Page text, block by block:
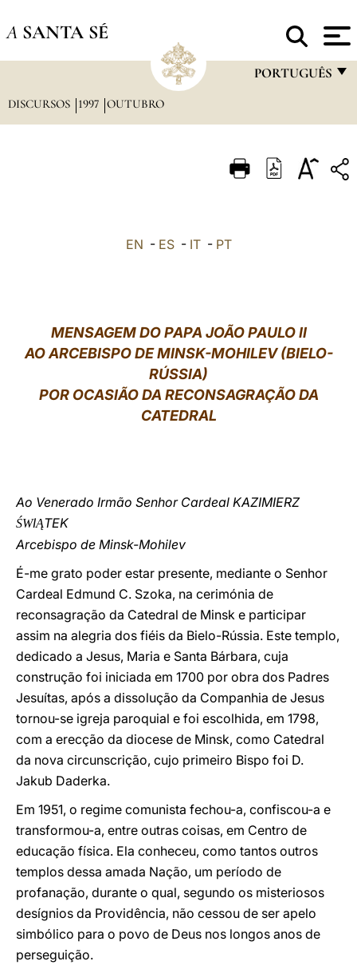
A SANTA SÉ
PORTUGUÊS
ITALIANO
中文
LATINE
DISCURSOS 1997 OUTUBRO
EN - ES- IT- PT
MENSAGEM DO PAPA JOÃO PAULO II
AO ARCEBISPO DE MINSK-MOHILEV (BIELO-
RÚSSIA)
POR OCASIÃO DA RECONSAGRAÇÃO DA
CATEDRAL
Ao Venerado Irmão Senhor Cardeal KAZIMIERZ
ŚWIĄTEK
Arcebispo de Minsk-Mohilev
É-me grato poder estar presente, mediante o Senhor
Cardeal Edmund C. Szoka, na cerimónia de
reconsagração da Catedral de Minsk e participar
assim na alegria dos fiéis da Bielo-Rússia. Este templo,
dedicado a Jesus, Maria e Santa Bárbara, cuja
construção foi iniciada em 1700 por obra dos Padres
Jesuítas, após a dissolução da Companhia de Jesus
tornou-se igreja paroquial e foi escolhida, em 1798,
com a erecção da diocese de Minsk, como Catedral
da nova circunscrição, cujo primeiro Bispo foi D.
Jakub Daderka.
Em 1951, o regime comunista fechou-a, confiscou-a e
transformou-a, entre outras coisas, em Centro de
educação física. Ela conheceu, como tantos outros
templos dessa amada Nação, um período de
profanação, durante o qual, segundo os misteriosos
desígnios da Providência, não cessou de ser apelo
simbólico para o povo de Deus nos longos anos de
perseguição.